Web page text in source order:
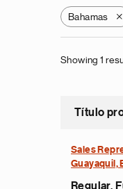
Bahamas X
Showing 1
Título
Sales
Guayaquil,
Regular,